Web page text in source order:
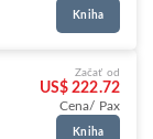
Kniha
Začať od
US$ 222.72
Cena/ Pax
Kniha